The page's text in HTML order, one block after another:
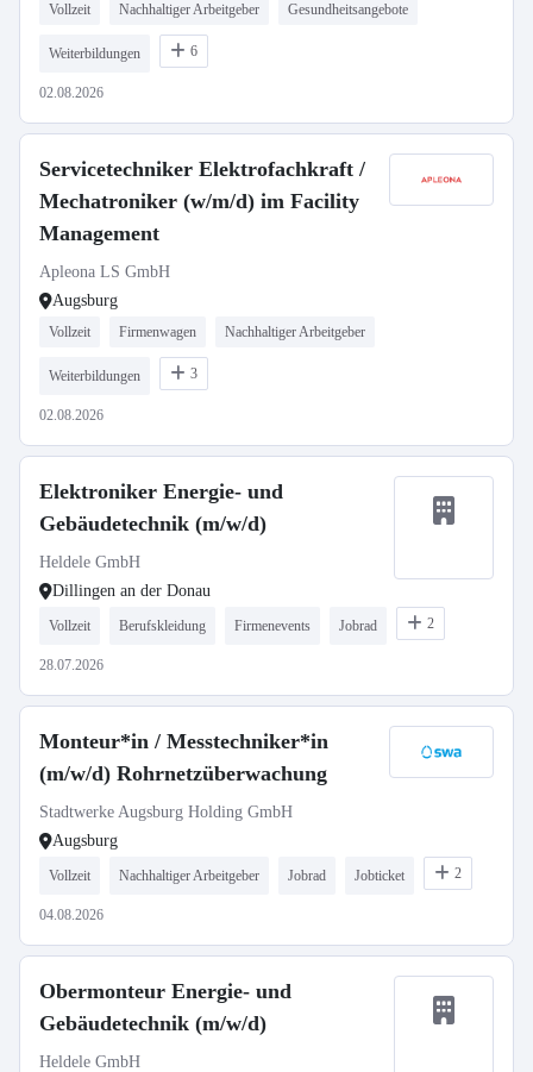
Vollzeit Nachhaltiger Arbeitgeber Gesundheitsangebote
Weiterbildungen 6
02.08.2026
Servicetechniker Elektrofachkraft /
Mechatroniker (w/m/d) im Facility
Management
Apleona LS GmbH
Augsburg
Vollzeit Firmenwagen Nachhaltiger Arbeitgeber
Weiterbildungen 3
02.08.2026
Elektroniker Energie- und
Gebäudetechnik (m/w/d)
Heldele GmbH
Dillingen an der Donau
Vollzeit Berufskleidung Firmenevents Jobrad 2
28.07.2026
Monteur*in / Messtechniker*in
(m/w/d) Rohrnetzüberwachung
Stadtwerke Augsburg Holding GmbH
Augsburg
Vollzeit Nachhaltiger Arbeitgeber Jobrad Jobticket 2
04.08.2026
Obermonteur Energie- und
Gebäudetechnik (m/w/d)
Heldele GmbH